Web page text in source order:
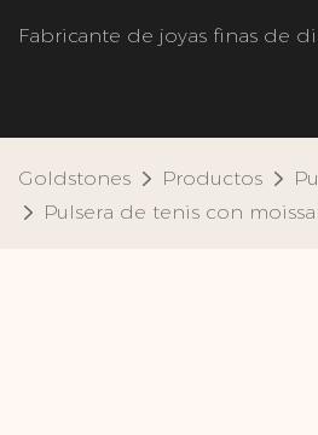
Fabricante de joyas finas de
Goldstones Productos
Pulsera de tenis con